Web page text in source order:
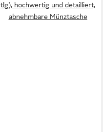
tlg), hochwertig und detailliert,
abnehmbare Münztasche